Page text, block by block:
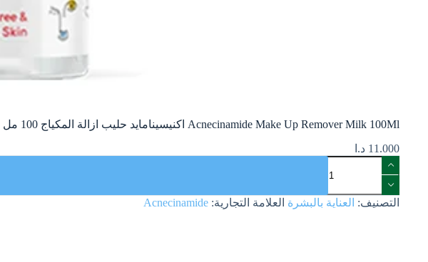
Acnecinamide Make Up Remover Milk 100Ml اكنيسينامايد حليب ازالة المكياج 100 مل
11.000 د.ا
التصنيف: العناية بالبشرة العلامة التجارية: Acnecinamide